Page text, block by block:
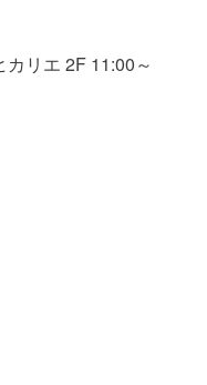
リエ 2F 11:00～